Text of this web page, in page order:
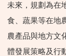
未來，規劃為在
食、蔬果等在地
農產品與地方文
體發展策略及行